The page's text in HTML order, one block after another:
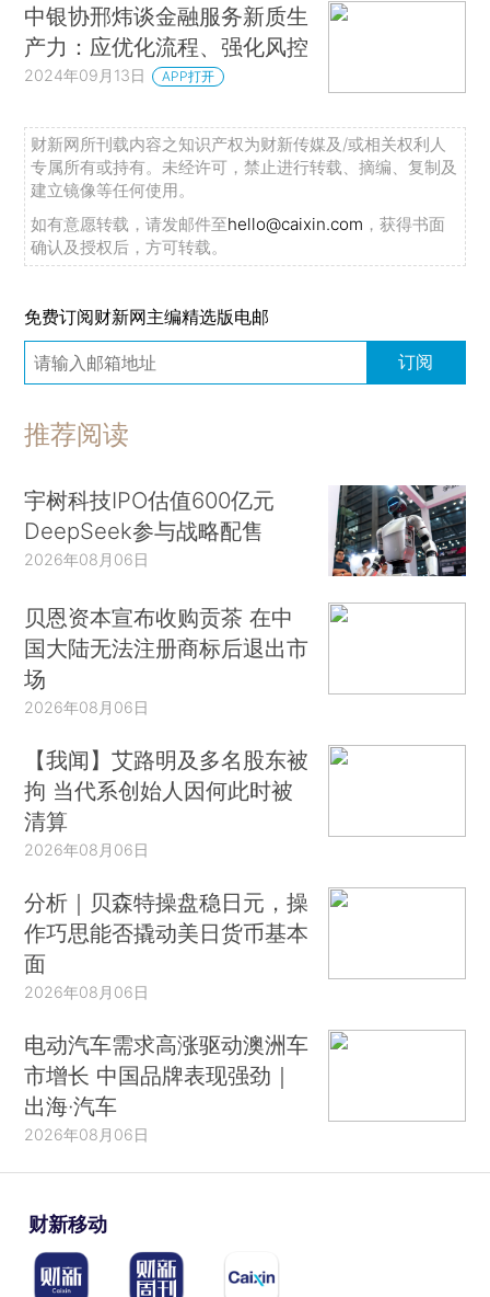
中银协邢炜谈金融服务新质生
产力：应优化流程、强化风控
2024年09月13日 APP打开
财新网所刊载内容之知识产权为财新传媒及/或相关权利人
专属所有或持有。未经许可，禁止进行转载、摘编、复制及
建立镜像等任何使用。
如有意愿转载，请发邮件至hello@caixin.com ，获得书面
确认及授权后，方可转载。
免费订阅财新网主编精选版电邮
订阅
推荐阅读
宇树科技IPO估值600亿元
DeepSeek参与战略配售
2026年08月06日
贝恩资本宣布收购贡茶 在中
国大陆无法注册商标后退出市
场
2026年08月06日
【我闻】艾路明及多名股东被
拘 当代系创始人因何此时被
清算
2026年08月06日
分析｜贝森特操盘稳日元，操
作巧思能否撬动美日货币基本
面
2026年08月06日
电动汽车需求高涨驱动澳洲车
市增长 中国品牌表现强劲｜
出海·汽车
2026年08月06日
财新移动